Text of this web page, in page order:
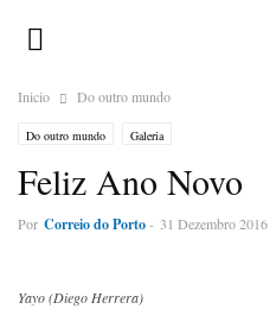
Inicio Do outro mundo
Do outro mundo Galeria
Feliz Ano Novo
Por Correio do Porto- 31 Dezembro 2016
Yayo (Diego Herrera)